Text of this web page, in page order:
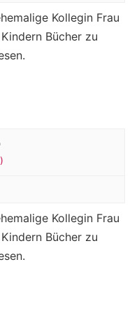
Kollegin Frau
Bücher zu
Kollegin Frau
Bücher zu